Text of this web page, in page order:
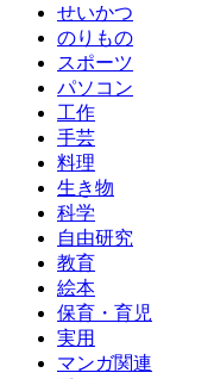
せいかつ
のりもの
スポーツ
パソコン
工作
手芸
料理
生き物
科学
自由研究
教育
絵本
保育・育児
実用
マンガ関連